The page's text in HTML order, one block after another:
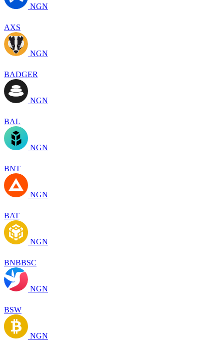
NGN
AXS
NGN
BADGER
NGN
BAL
NGN
BNT
NGN
BAT
NGN
BNBBSC
NGN
BSW
NGN